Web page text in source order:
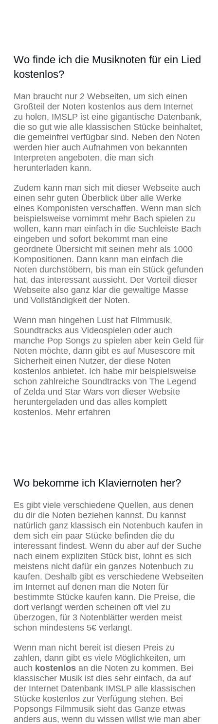
Wo finde ich die Musiknoten für ein Lied
kostenlos?
Man braucht nur 2 Webseiten, um sich einen
Großteil der Noten kostenlos aus dem Internet
zu holen. IMSLP ist eine gigantische Datenbank,
die so gut wie alle klassischen Stücke beinhaltet,
die gemeinfrei verfügbar sind. Neben den Noten
werden hier auch Aufnahmen von bekannten
Interpreten angeboten, die man sich
herunterladen kann.
Zudem kann man sich mit dieser Webseite auch
einen sehr guten Überblick über alle Werke
eines Komponisten verschaffen. Wenn man sich
beispielsweise vornimmt mehr Bach spielen zu
wollen, kann man einfach in die Suchleiste Bach
eingeben und sofort bekommt man eine
geordnete Übersicht mit seinen mehr als 1000
Kompositionen. Dann kann man einfach die
Noten durchstöbern, bis man ein Stück gefunden
hat, das interessant aussieht. Der Vorteil dieser
Webseite also ganz klar die gewaltige Masse
und Vollständigkeit der Noten.
Wenn man hingehen Lust hat Filmmusik,
Soundtracks aus Videospielen oder auch
manche Pop Songs zu spielen aber kein Geld für
Noten möchte, dann gibt es auf Musescore mit
Sicherheit einen Nutzer, der diese Noten
kostenlos anbietet. Ich habe mir beispielsweise
schon zahlreiche Soundtracks von The Legend
of Zelda und Star Wars von dieser Website
heruntergeladen und das alles komplett
kostenlos. Mehr erfahren
Wo bekomme ich Klaviernoten her?
Es gibt viele verschiedene Quellen, aus denen
du dir die Noten beziehen kannst. Du kannst
natürlich ganz klassisch ein Notenbuch kaufen in
dem sich ein paar Stücke befinden die du
interessant findest. Wenn du aber auf der Suche
nach einem expliziten Stück bist, lohnt es sich
meistens nicht dafür ein ganzes Notenbuch zu
kaufen. Deshalb gibt es verschiedene Webseiten
im Internet auf denen man die Noten für
bestimmte Stücke kaufen kann. Die Preise, die
dort verlangt werden scheinen oft viel zu
überzogen, für 3 Notenblätter werden meist
schon mindestens 5€ verlangt.
Wenn man nicht bereit ist diesen Preis zu
zahlen, dann gibt es viele Möglichkeiten, um
auch kostenlos an die Noten zu kommen. Bei
klassischer Musik ist dies sehr einfach, da auf
der Internet Datenbank IMSLP alle klassischen
Stücke kostenlos zur Verfügung stehen. Bei
Popsongs Filmmusik sieht das Ganze etwas
anders aus, wenn du wissen willst wie man aber